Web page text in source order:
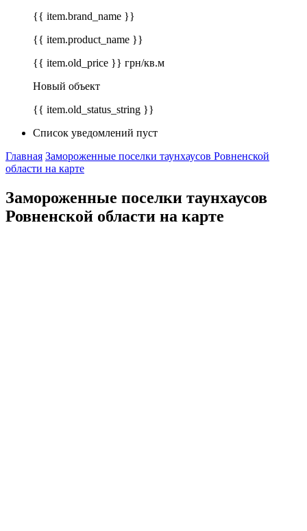
{{ item.brand_name }}
{{ item.product_name }}
{{ item.old_price }} грн/кв.м
Новый объект
{{ item.old_status_string }}
Список уведомлений пуст
Главная Замороженные поселки таунхаусов Ровненской
области на карте
Замороженные поселки таунхаусов
Ровненской области на карте